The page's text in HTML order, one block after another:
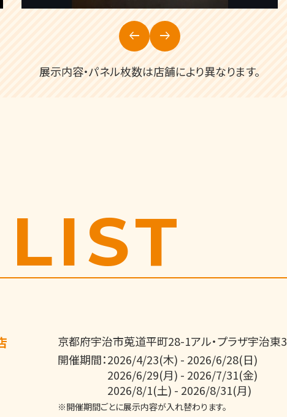
arrow_left_alt arrow_right_alt
展示内容・パネル枚数は店舗により異なります。
京都府宇治市莵道平町28-1アル・プラザ宇治東
開催期間：2026/4/23(木) - 2026/6/28(日)
2026/6/29(月) - 2026/7/31(金)
2026/8/1(土) - 2026/8/31(月)
※開催期間ごとに展示内容が入れ替わります。